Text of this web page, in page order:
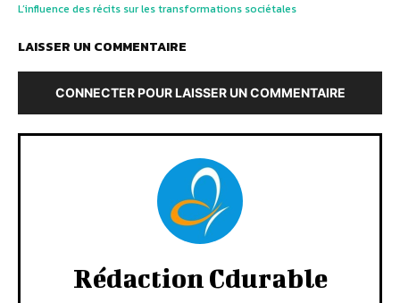
L’influence des récits sur les transformations sociétales
LAISSER UN COMMENTAIRE
CONNECTER POUR LAISSER UN COMMENTAIRE
Rédaction Cdurable